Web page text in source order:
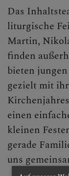
Das
liturgische
Martin,
finden
bieten
gezielt mit
einen
kleinen
gerade
uns